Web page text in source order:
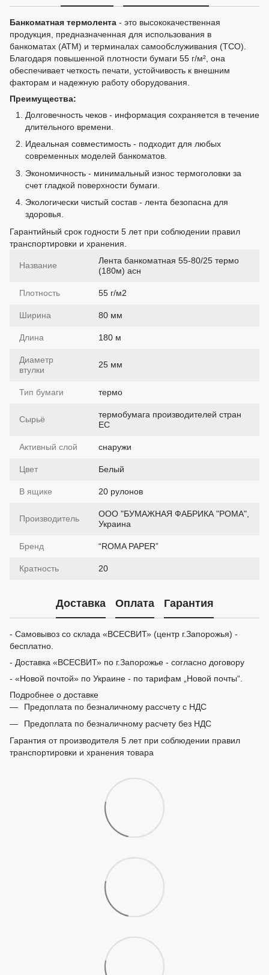
Банкоматная термолента - это высококачественная
продукция, предназначенная для использования в
банкоматах (АТМ) и терминалах самообслуживания (ТСО).
Благодаря повышенной плотности бумаги 55 г/м², она
обеспечивает четкость печати, устойчивость к внешним
факторам и надежную работу оборудования.
Преимущества:
Долговечность чеков - информация сохраняется в течение
длительного времени.
Идеальная совместимость - подходит для любых
современных моделей банкоматов.
Экономичность - минимальный износ термоголовки за
счет гладкой поверхности бумаги.
Экологически чистый состав - лента безопасна для
здоровья.
Гарантийный срок годности 5 лет при соблюдении правил
транспортировки и хранения.
Название
Лента банкоматная 55-80/25 термо
(180м) асн
Плотность 55 г/м2
Ширина 80 мм
Длина 180 м
Диаметр
втулки
25 мм
Тип бумаги термо
Сырьё
термобумага производителей стран
ЕС
Активный слой снаружи
Цвет Белый
В ящике 20 рулонов
Производитель
ООО "БУМАЖНАЯ ФАБРИКА "РОМА",
Украина
Бренд “ROMA PAPER”
Кратность 20
Доставка Оплата Гарантия
- Самовывоз со склада «ВСЕСВИТ» (центр г.Запорожья) -
бесплатно.
- Доставка «ВСЕСВИТ» по г.Запорожье - согласно договору
- «Новой почтой» по Украине - по тарифам „Новой почты“.
Подробнее о доставке
Предоплата по безналичному рассчету с НДС
Предоплата по безналичному расчету без НДС
Гарантия от производителя 5 лет при соблюдении правил
транспортировки и хранения товара